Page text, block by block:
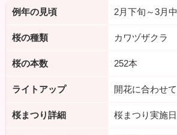
例年の見頃 2月下旬～3月
桜の種類 カワヅザクラ
桜の本数 252本
ライトアップ 開花に合わせ
桜まつり詳細 桜まつり実施